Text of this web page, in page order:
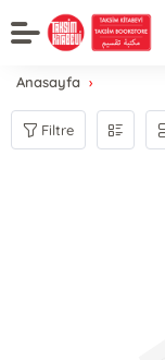
Anasayfa
Filtre